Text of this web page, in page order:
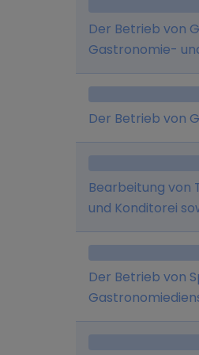
Der Betrieb von
Gastronomie-
Veranstaltungen
welche im
Verpachtung
sonstigen
die
Herstellung und
Der Betrieb von
Bearbeitung von
und Konditorei
Der Betrieb von